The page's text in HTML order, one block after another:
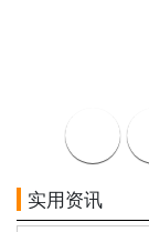
实用资讯